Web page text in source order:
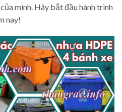
mình. Hãy bắt đầu hành trình
nay!